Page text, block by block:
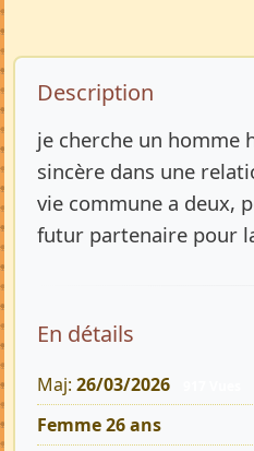
Description de
Description
je cherche un homme
sincère dans une
vie commune a deux,
futur partenaire pour
En détails
Maj: 26/03/2026
Femme 26 ans